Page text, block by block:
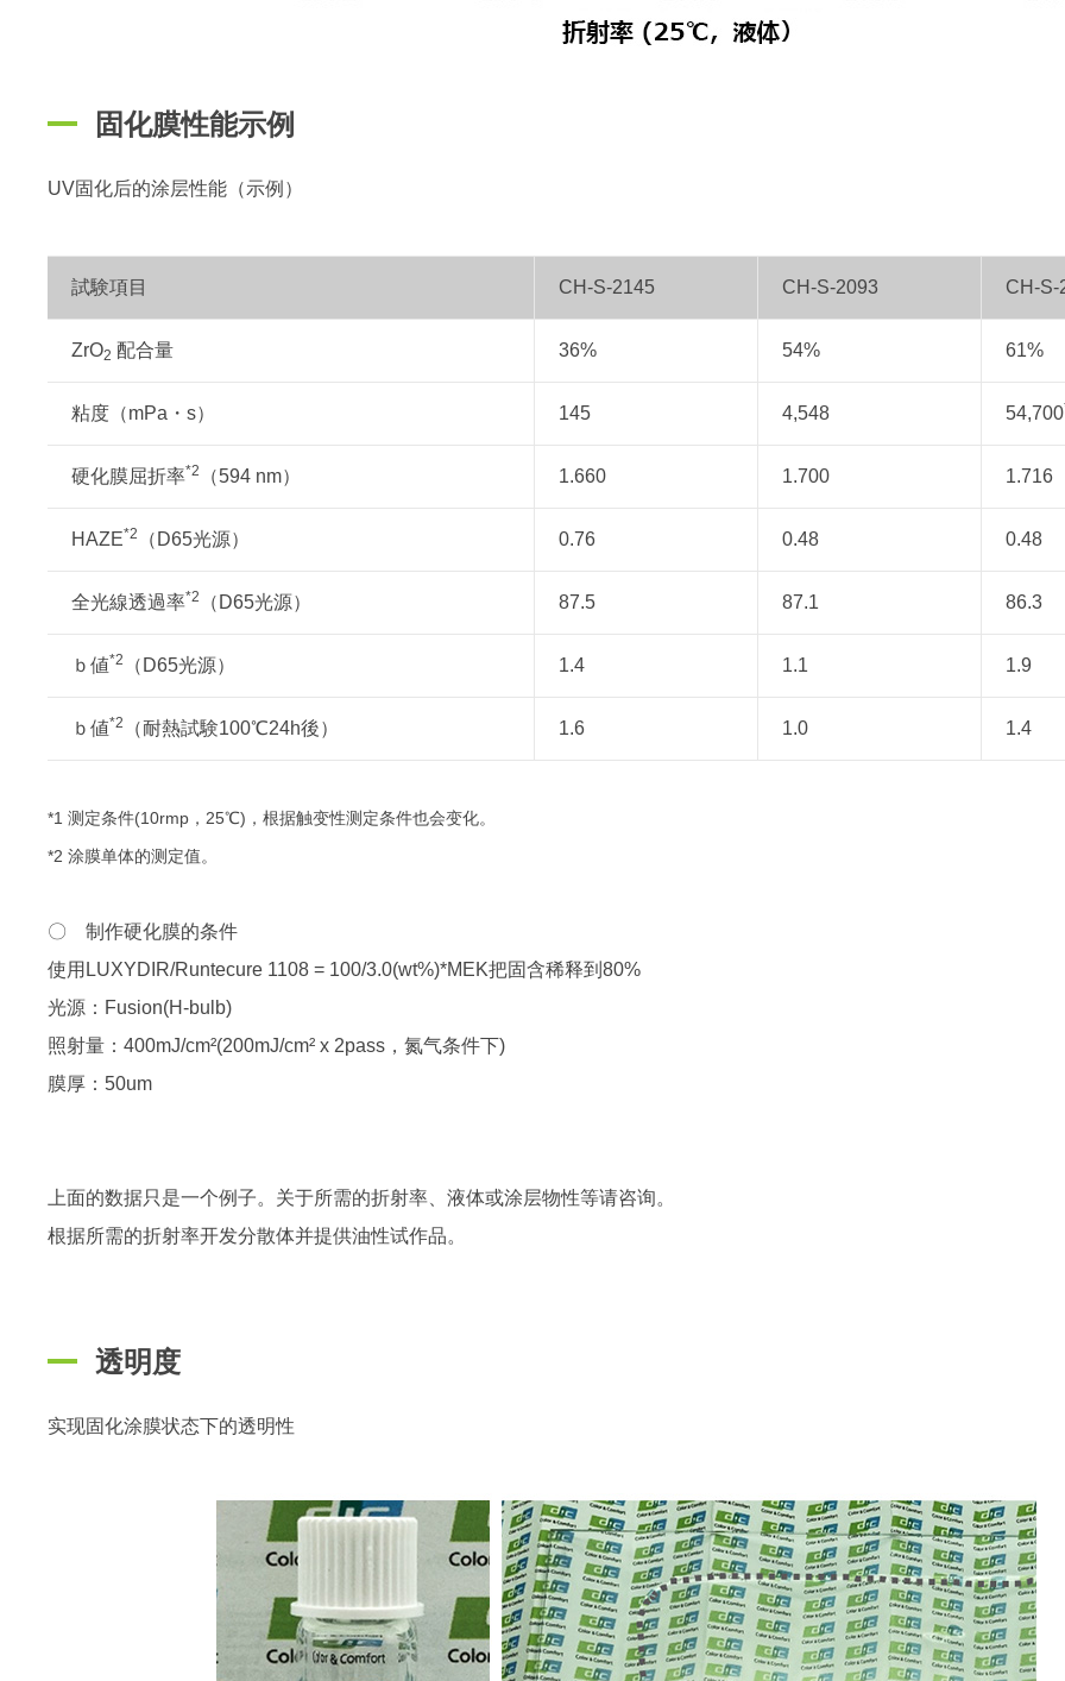
固化膜性能示例
UV固化后的涂层性能（示例）
試験項目 CH-S-2145 CH-S-2093 CH-S-
ZrO2 配合量 36% 54% 61%
粘度（mPa・s） 145 4,548 54,700
硬化膜屈折率*2 （594 nm） 1.660 1.700 1.716
HAZE*2 （D65光源） 0.76 0.48 0.48
全光線透過率*2 （D65光源） 87.5 87.1 86.3
ｂ値*2 （D65光源） 1.4 1.1 1.9
ｂ値*2 （耐熱試験100℃24h後） 1.6 1.0 1.4
*1 测定条件(10rmp，25℃)，根据触变性测定条件也会变化。
*2 涂膜单体的测定值。
〇 制作硬化膜的条件
使用LUXYDIR/Runtecure 1108 = 100/3.0(wt%)*MEK把固含稀释到80%
光源：Fusion(H-bulb)
照射量：400mJ/cm²(200mJ/cm² x 2pass，氮气条件下)
膜厚：50um
上面的数据只是一个例子。关于所需的折射率、液体或涂层物性等请咨询。
根据所需的折射率开发分散体并提供油性试作品。
透明度
实现固化涂膜状态下的透明性